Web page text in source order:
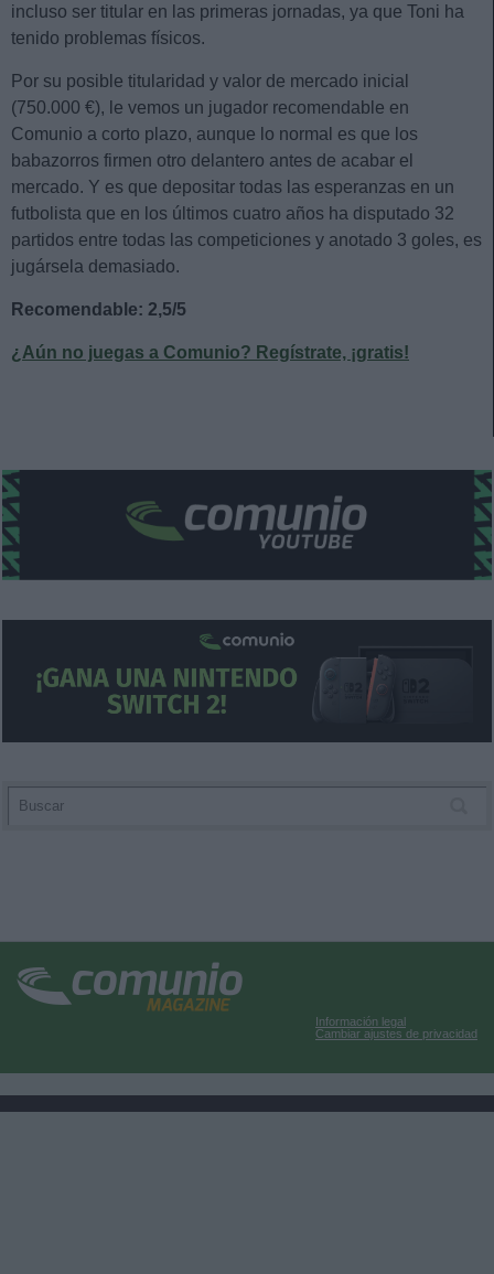
incluso ser titular en las primeras jornadas, ya que Toni ha
tenido problemas físicos.
Por su posible titularidad y valor de mercado inicial
(750.000 €), le vemos un jugador recomendable en
Comunio a corto plazo, aunque lo normal es que los
babazorros firmen otro delantero antes de acabar el
mercado. Y es que depositar todas las esperanzas en un
futbolista que en los últimos cuatro años ha disputado 32
partidos entre todas las competiciones y anotado 3 goles, es
jugársela demasiado.
Recomendable: 2,5/5
¿Aún no juegas a Comunio? Regístrate, ¡gratis!
Información legal
Cambiar ajustes de privacidad